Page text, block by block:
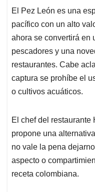
El Pez León es una
pacífico con un alto
ahora se convertirá en
pescadores y una
restaurantes. Cabe
captura se prohíbe el
o cultivos acuáticos.
El chef del restaurante
propone una
no vale la pena
aspecto o
receta colombiana.